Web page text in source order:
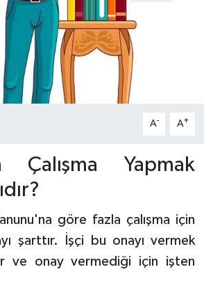
A- A+
Çalışma Yapmak
göre fazla çalışma için
şarttır. İşçi bu onayı vermek
ve onay vermediği için işten